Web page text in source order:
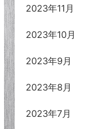
2023年11月
2023年10月
2023年9月
2023年8月
2023年7月